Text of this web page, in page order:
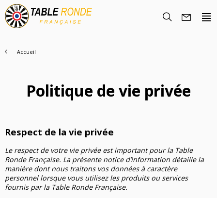
Accueil
Politique de vie privée
Respect de la vie privée
Le respect de votre vie privée est important pour la Table
Ronde Française. La présente notice d’information détaille la
manière dont nous traitons vos données à caractère
personnel lorsque vous utilisez les produits ou services
fournis par la Table Ronde Française.